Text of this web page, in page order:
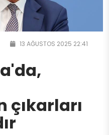
13 AĞUSTOS 2025 22:41
çıkarları